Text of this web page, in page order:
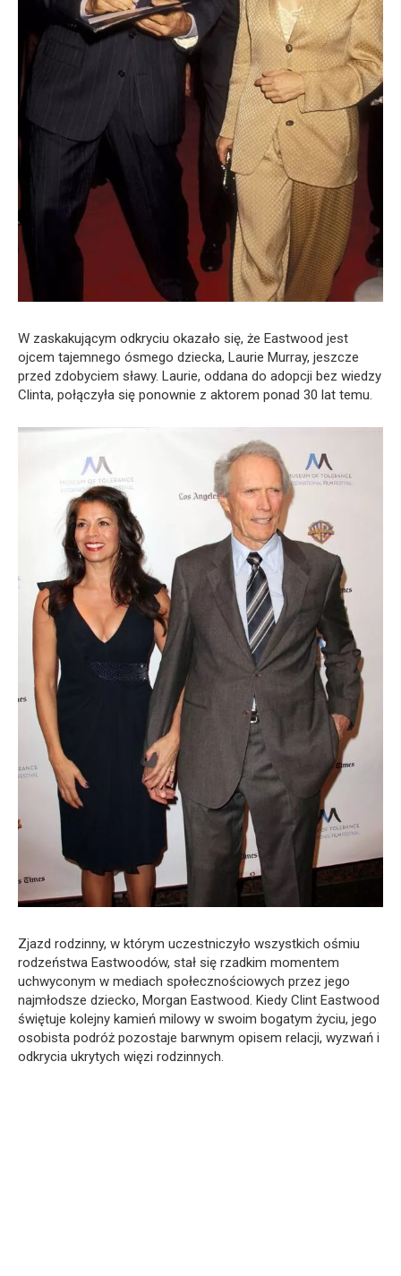
W zaskakującym odkryciu okazało się, że Eastwood jest
ojcem tajemnego ósmego dziecka, Laurie Murray, jeszcze
przed zdobyciem sławy. Laurie, oddana do adopcji bez wiedzy
Clinta, połączyła się ponownie z aktorem ponad 30 lat temu.
Zjazd rodzinny, w którym uczestniczyło wszystkich ośmiu
rodzeństwa Eastwoodów, stał się rzadkim momentem
uchwyconym w mediach społecznościowych przez jego
najmłodsze dziecko, Morgan Eastwood. Kiedy Clint Eastwood
świętuje kolejny kamień milowy w swoim bogatym życiu, jego
osobista podróż pozostaje barwnym opisem relacji, wyzwań i
odkrycia ukrytych więzi rodzinnych.